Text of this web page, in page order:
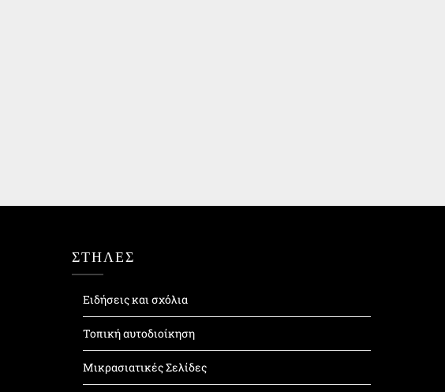
ΣΤΗΛΕΣ
Ειδήσεις και σχόλια
Τοπική αυτοδιοίκηση
Μικρασιατικές Σελίδες